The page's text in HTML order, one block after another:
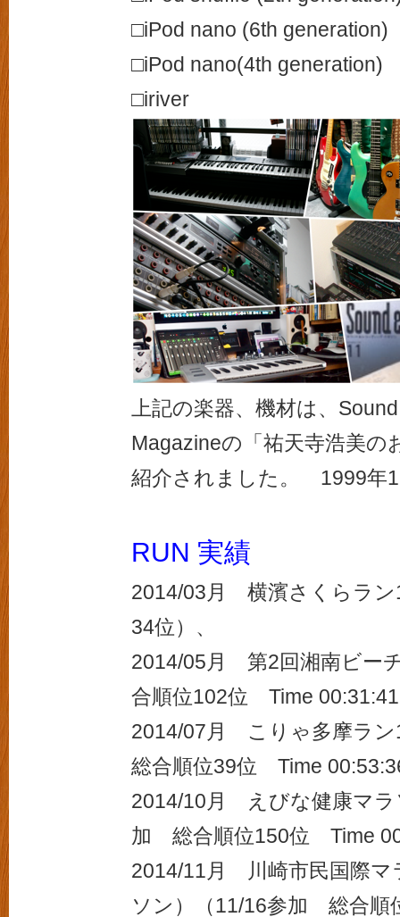
□iPod nano (6th generation)
□iPod nano(4th generation)
□iriver
上記の楽器、機材は、
Magazineの「祐天寺浩美の
紹介されました。 1999年
RUN 実績
2014/03月 横濱さくらラ
34位）、
2014/05月 第2回湘南ビー
合順位102位 Time
2014/07月 こりゃ多摩ラ
総合順位39位 Time
2014/10月 えびな健康マラ
加 総合順位150位 Time
2014/11月 川崎市民国際マ
ソン）（11/16参加 総合